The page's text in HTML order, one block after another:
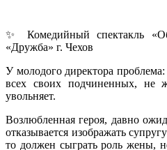
✨ Комедийный спектакль
«Дружба» г. Чехов
У молодого директора
всех своих подчиненных, не
увольняет.
Возлюбленная героя, давно
отказывается изображать
то должен сыграть роль жены,